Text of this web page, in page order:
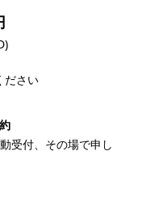
ださい
受付、その場で申し